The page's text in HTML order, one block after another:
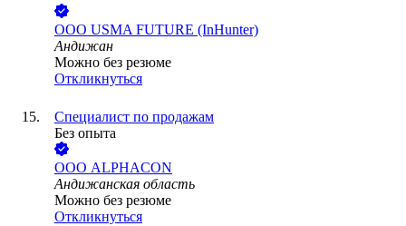
ООО USMA FUTURE (InHunter)
Андижан
Можно без резюме
Откликнуться
Специалист по продажам
Без опыта
ООО ALPHACON
Андижанская область
Можно без резюме
Откликнуться